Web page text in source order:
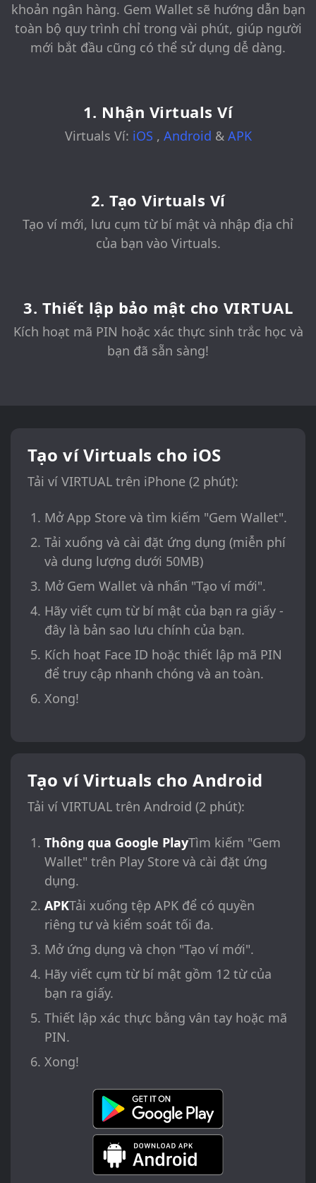
khoản ngân hàng. Gem Wallet sẽ hướng dẫn bạn
toàn bộ quy trình chỉ trong vài phút, giúp người
mới bắt đầu cũng có thể sử dụng dễ dàng.
1. Nhận Virtuals Ví
Virtuals Ví: iOS , Android & APK
2. Tạo Virtuals Ví
Tạo ví mới, lưu cụm từ bí mật và nhập địa chỉ
của bạn vào Virtuals.
3. Thiết lập bảo mật cho VIRTUAL
Kích hoạt mã PIN hoặc xác thực sinh trắc học và
bạn đã sẵn sàng!
Tạo ví Virtuals cho iOS
Tải ví VIRTUAL trên iPhone (2 phút):
Mở App Store và tìm kiếm "Gem Wallet".
Tải xuống và cài đặt ứng dụng (miễn phí
và dung lượng dưới 50MB)
Mở Gem Wallet và nhấn "Tạo ví mới".
Hãy viết cụm từ bí mật của bạn ra giấy -
đây là bản sao lưu chính của bạn.
Kích hoạt Face ID hoặc thiết lập mã PIN
để truy cập nhanh chóng và an toàn.
Xong!
Tạo ví Virtuals cho Android
Tải ví VIRTUAL trên Android (2 phút):
Thông qua Google PlayTìm kiếm "Gem
Wallet" trên Play Store và cài đặt ứng
dụng.
APKTải xuống tệp APK để có quyền
riêng tư và kiểm soát tối đa.
Mở ứng dụng và chọn "Tạo ví mới".
Hãy viết cụm từ bí mật gồm 12 từ của
bạn ra giấy.
Thiết lập xác thực bằng vân tay hoặc mã
PIN.
Xong!